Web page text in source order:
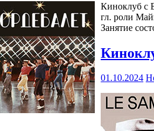
Киноклуб с
гл. роли
Занятие
01.10.2024